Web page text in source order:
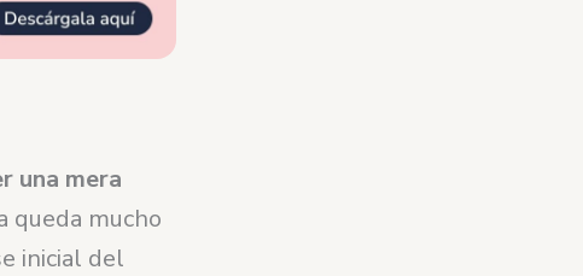
una mera
queda mucho
inicial del